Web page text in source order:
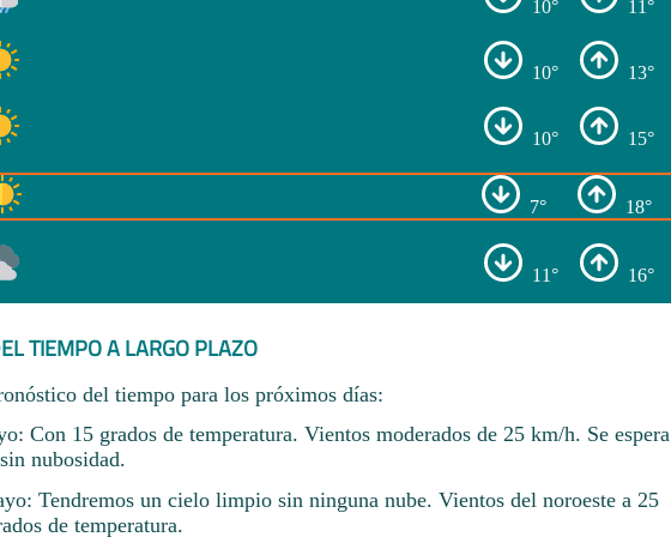
10° 11°
10° 13°
10° 15°
7° 18°
11° 16°
TIEMPO A LARGO PLAZO
del tiempo para los próximos días:
Con 15 grados de temperatura. Vientos moderados de 25 km/h. Se espera
nubosidad.
Tendremos un cielo limpio sin ninguna nube. Vientos del noroeste a 25
de temperatura.